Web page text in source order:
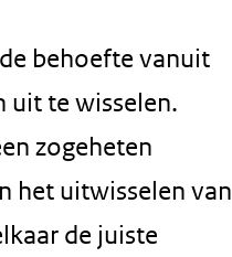
behoefte vanuit
uit te wisselen.
zogeheten
het uitwisselen van
de juiste